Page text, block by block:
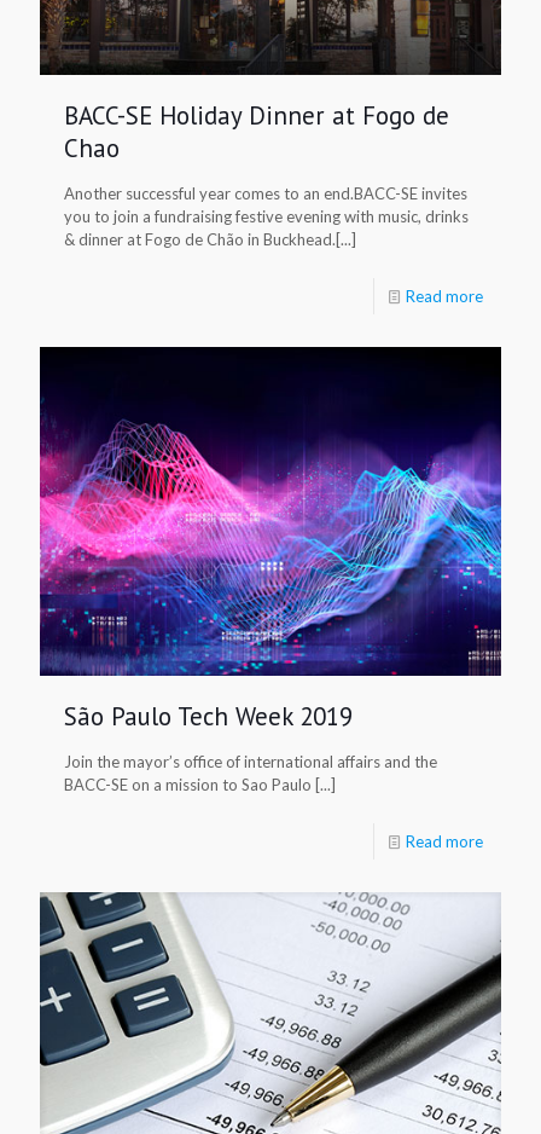
BACC-SE Holiday Dinner at Fogo de
Chao
Another successful year comes to an end.BACC-SE invites
you to join a fundraising festive evening with music, drinks
& dinner at Fogo de Chão in Buckhead.[...]
Read more
São Paulo Tech Week 2019
Join the mayor’s office of international affairs and the
BACC-SE on a mission to Sao Paulo [...]
Read more